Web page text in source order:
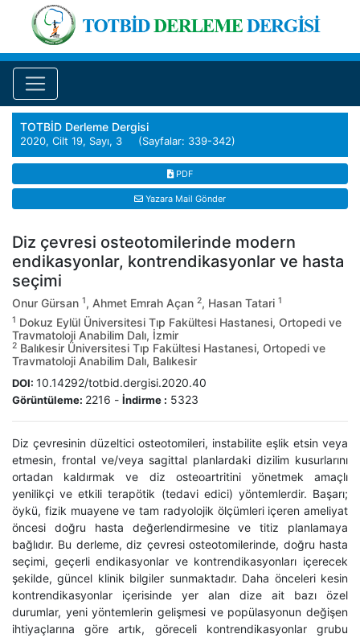
TOTBİD Derleme Dergisi
2020, Cilt 19, Sayı, 3 (Sayfalar: 339-342)
PDF
Yazara Mail Gönder
Diz çevresi osteotomilerinde modern
endikasyonlar, kontrendikasyonlar ve hasta
seçimi
Onur Gürsan 1, Ahmet Emrah Açan 2, Hasan Tatari 1
1 Dokuz Eylül Üniversitesi Tıp Fakültesi Hastanesi, Ortopedi ve
Travmatoloji Anabilim Dalı, İzmir
2 Balıkesir Üniversitesi Tıp Fakültesi Hastanesi, Ortopedi ve
Travmatoloji Anabilim Dalı, Balıkesir
DOI: 10.14292/totbid.dergisi.2020.40
Görüntüleme: 2216 - İndirme : 5323
Diz çevresinin düzeltici osteotomileri, instabilite eşlik etsin veya
etmesin, frontal ve/veya sagittal planlardaki dizilim kusurlarını
ortadan kaldırmak ve diz osteoartritini yönetmek amaçlı
yenilikçi ve etkili terapötik (tedavi edici) yöntemlerdir. Başarı;
öykü, fizik muayene ve tam radyolojik ölçümleri içeren ameliyat
öncesi doğru hasta değerlendirmesine ve titiz planlamaya
bağlıdır. Bu derleme, diz çevresi osteotomilerinde, doğru hasta
seçimi, geçerli endikasyonlar ve kontrendikasyonları içerecek
şekilde, güncel klinik bilgiler sunmaktadır. Daha önceleri kesin
kontrendikasyonlar içerisinde yer alan dize ait bazı özel
durumlar, yeni yöntemlerin gelişmesi ve popülasyonun değişen
ihtiyaçlarına göre artık, göreceli kontrendikasyonlar grubu